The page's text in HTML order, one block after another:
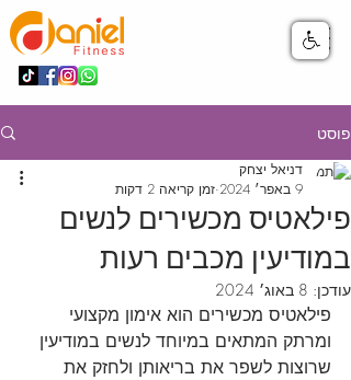
פוסט
פילאטיס מכשירים לנשים
במודיעין מכבים רעות
דניאל יצחק
9 באפר׳ 2024
זמן קריאה 2 דקות
עודכן: 8 באוג׳ 2024
פילאטיס מכשירים הוא אימון מקצועי
ומרתק המתאים במיוחד לנשים במודיעין
שרוצות לשפר את בריאותן ולחזק את